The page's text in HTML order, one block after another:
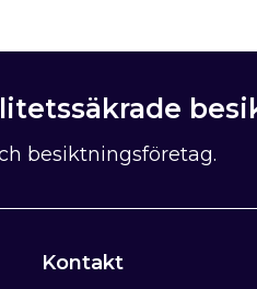
besiktningsföretag.
Kontakt